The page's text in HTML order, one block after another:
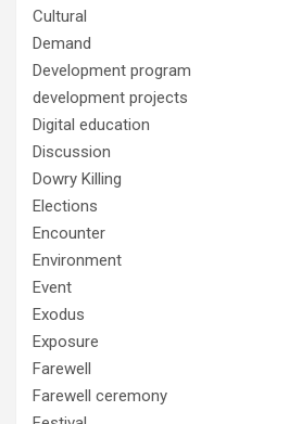
Cultural
Demand
Development program
development projects
Digital education
Discussion
Dowry Killing
Elections
Encounter
Environment
Event
Exodus
Exposure
Farewell
Farewell ceremony